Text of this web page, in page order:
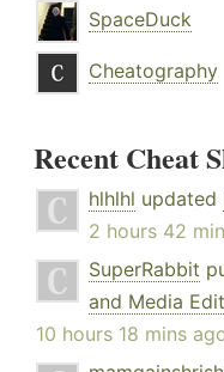
SpaceDuck
Cheatography
Recent Cheat
hlhlhl updated
2 hours 42
SuperRabbit
and Media
10 hours 18 mins